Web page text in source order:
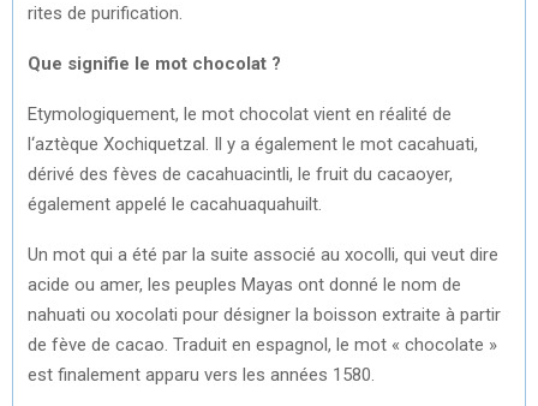
rites de purification.
Que signifie le mot chocolat ?
Etymologiquement, le mot chocolat vient en réalité de
l‘aztèque Xochiquetzal. Il y a également le mot cacahuati,
dérivé des fèves de cacahuacintli, le fruit du cacaoyer,
également appelé le cacahuaquahuilt.
Un mot qui a été par la suite associé au xocolli, qui veut dire
acide ou amer, les peuples Mayas ont donné le nom de
nahuati ou xocolati pour désigner la boisson extraite à partir
de fève de cacao. Traduit en espagnol, le mot « chocolate »
est finalement apparu vers les années 1580.